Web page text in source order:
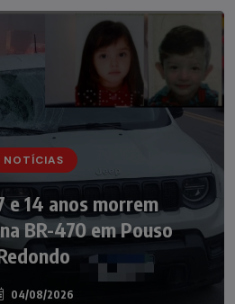
NOTÍCIAS
e 14 anos morrem
BR-470 em Pouso
04/08/2026
NOTÍCIAS
leva o nome de Taió ao
Silvio Santos
07/08/2026